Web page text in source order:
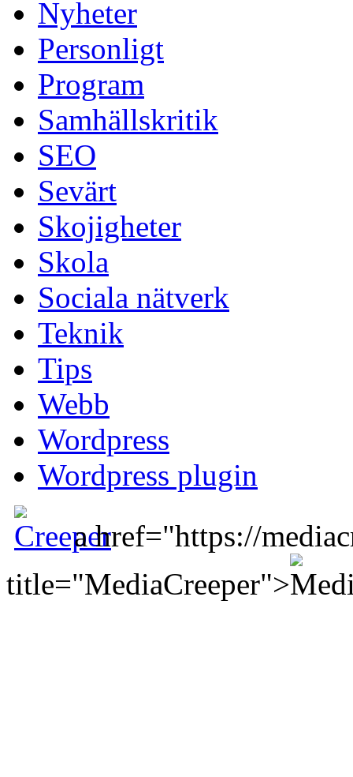
Nyheter
Personligt
Program
Samhällskritik
SEO
Sevärt
Skojigheter
Skola
Sociala nätverk
Teknik
Tips
Webb
Wordpress
Wordpress plugin
a href="https://
title="MediaCreeper">